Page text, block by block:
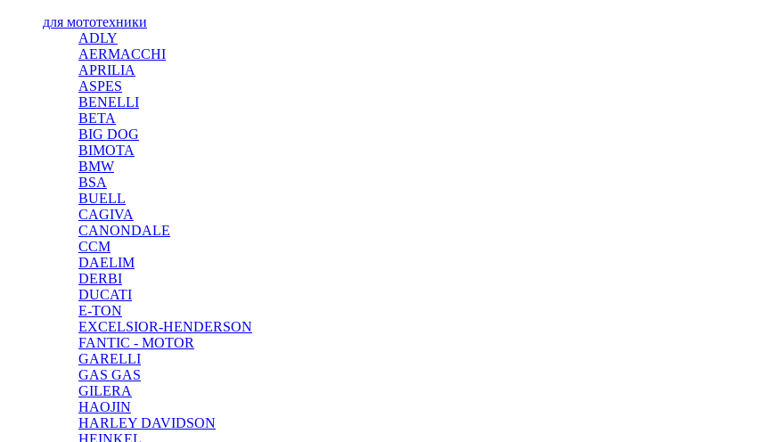
для мототехники
ADLY
AERMACCHI
APRILIA
ASPES
BENELLI
BETA
BIG DOG
BIMOTA
BMW
BSA
BUELL
CAGIVA
CANONDALE
CCM
DAELIM
DERBI
DUCATI
E-TON
EXCELSIOR-HENDERSON
FANTIC - MOTOR
GARELLI
GAS GAS
GILERA
HAOJIN
HARLEY DAVIDSON
HEINKEL